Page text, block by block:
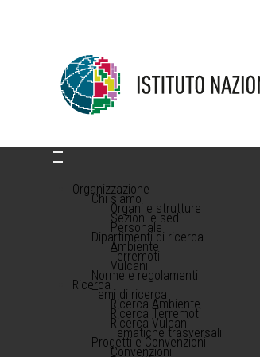
Organizzazione
Chi siamo
Organi e strutture
Sezioni e sedi
Personale
Dipartimenti di ricerca
Ambiente
Terremoti
Vulcani
Norme e regolamenti
Ricerca
Temi di ricerca
Ricerca Ambiente
Ricerca Terremoti
Ricerca Vulcani
Tematiche trasversali
Progetti e Convenzioni
Convenzioni